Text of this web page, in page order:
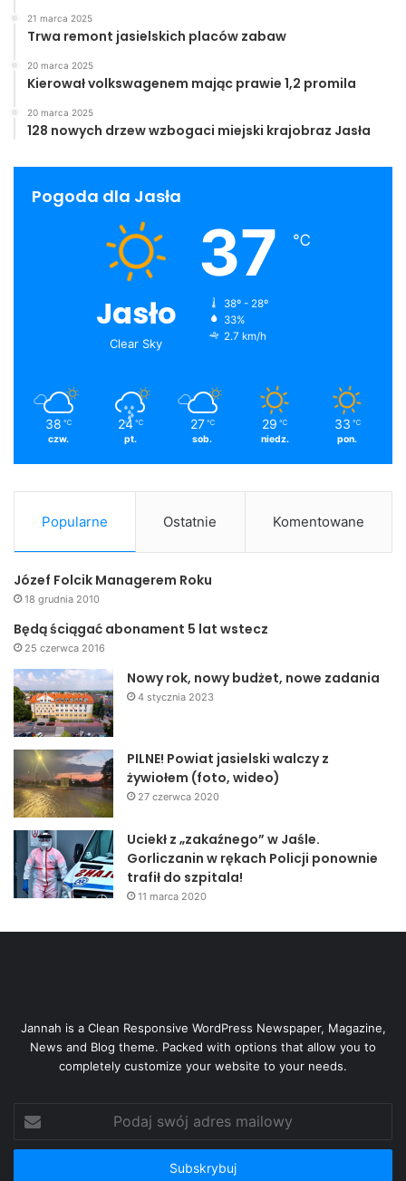
21 marca 2025
Trwa remont jasielskich placów zabaw
20 marca 2025
Kierował volkswagenem mając prawie 1,2 promila
20 marca 2025
128 nowych drzew wzbogaci miejski krajobraz Jasła
Pogoda dla Jasła
Jasło
Clear Sky
37 ℃
38º - 28º
33%
2.7 km/h
38 ℃
czw.
24 ℃
pt.
27 ℃
sob.
29 ℃
niedz.
33 ℃
pon.
Popularne Ostatnie Komentowane
Józef Folcik Managerem Roku
18 grudnia 2010
Będą ściągać abonament 5 lat wstecz
25 czerwca 2016
Nowy rok, nowy budżet, nowe zadania
4 stycznia 2023
PILNE! Powiat jasielski walczy z
żywiołem (foto, wideo)
27 czerwca 2020
Uciekł z „zakaźnego” w Jaśle.
Gorliczanin w rękach Policji ponownie
trafił do szpitala!
11 marca 2020
Jannah is a Clean Responsive WordPress Newspaper, Magazine,
News and Blog theme. Packed with options that allow you to
completely customize your website to your needs.
swój
adres